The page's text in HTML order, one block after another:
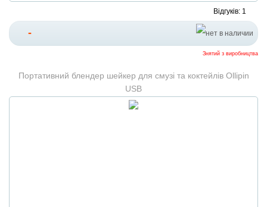
Відгуків: 1
-
Знятий з виробництва
Портативний блендер шейкер для смузі та коктейлів Ollipin
USB